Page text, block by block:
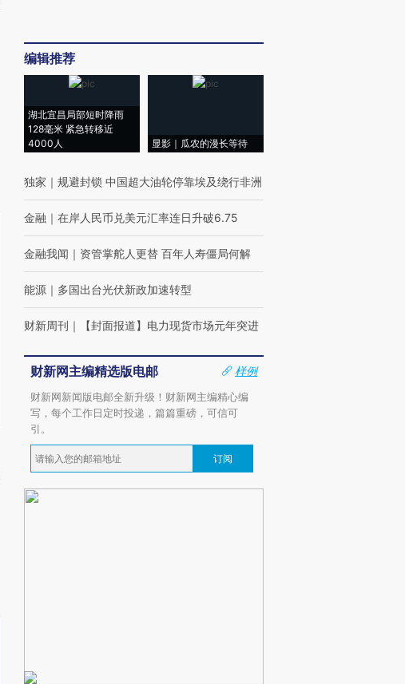
编辑推荐
湖北宜昌局部短时降雨
128毫米 紧急转移近
4000人
显影｜瓜农的漫长等待
独家 ｜ 规避封锁 中国超大油轮停靠埃及绕行非洲
金融 ｜ 在岸人民币兑美元汇率连日升破6.75
金融我闻 ｜ 资管掌舵人更替 百年人寿僵局何解
能源 ｜ 多国出台光伏新政加速转型
财新周刊 ｜ 【封面报道】电力现货市场元年突进
财新网主编精选版电邮
样例
财新网新闻版电邮全新升级！财新网主编精心编
写，每个工作日定时投递，篇篇重磅，可信可
引。
订阅